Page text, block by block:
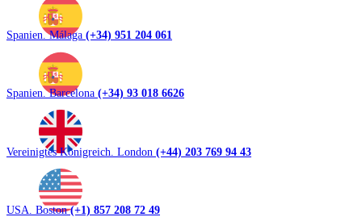
Spanien. Málaga (+34) 951 204 061
Spanien. Barcelona (+34) 93 018 6626
Vereinigtes Königreich. London (+44) 203 769 94 43
USA. Boston(+1) 857 208 72 49